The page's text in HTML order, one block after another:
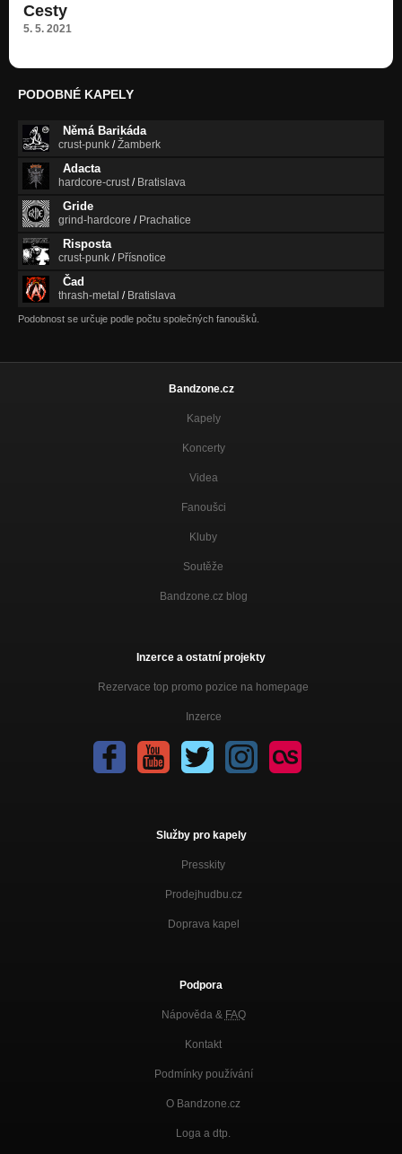
Cesty
5. 5. 2021
PODOBNÉ KAPELY
Němá Barikáda
crust-punk /Žamberk
Adacta
hardcore-crust / Bratislava
Gride
grind-hardcore / Prachatice
Risposta
crust-punk / Přísnotice
Čad
thrash-metal / Bratislava
Podobnost se určuje podle počtu společných fanoušků.
Bandzone.cz
Kapely
Koncerty
Videa
Fanoušci
Kluby
Soutěže
Bandzone.cz blog
Inzerce a ostatní projekty
Rezervace top promo pozice na homepage
Inzerce
Služby pro kapely
Presskity
Prodejhudbu.cz
Doprava kapel
Podpora
Nápověda & FAQ
Kontakt
Podmínky používání
O Bandzone.cz
Loga a dtp.